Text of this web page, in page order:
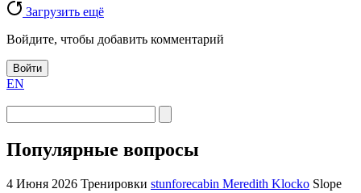
Загрузить ещё
Войдите, чтобы добавить комментарий
Войти
EN
Популярные вопросы
4 Июня 2026 Тренировки stunforecabin Meredith Klocko Slope